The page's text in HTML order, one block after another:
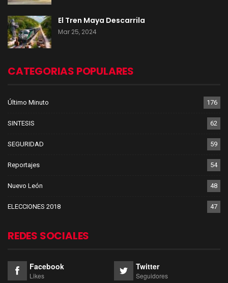
El Tren Maya Descarrila
Mar 25, 2024
CATEGORIAS POPULARES
Último Minuto 176
SINTESIS 62
SEGURIDAD 59
Reportajes 54
Nuevo León 48
ELECCIONES 2018 47
REDES SOCIALES
Facebook
Likes
Twitter
Seguidores